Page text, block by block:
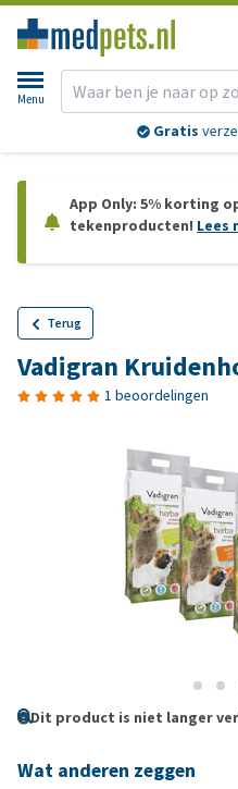
Menu
Gratis
App Only: 5% korting
tekenproducten! Lees
Terug
Vadigran
1 beoordelingen
Dit product is niet langer
Wat anderen zeggen